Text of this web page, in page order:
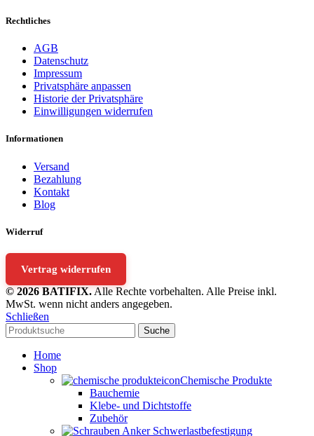
Rechtliches
AGB
Datenschutz
Impressum
Privatsphäre anpassen
Historie der Privatsphäre
Einwilligungen widerrufen
Informationen
Versand
Bezahlung
Kontakt
Blog
Widerruf
Vertrag widerrufen
© 2026 BATIFIX.Alle Rechte vorbehalten. Alle Preise inkl.
MwSt. wenn nicht anders angegeben.
Schließen
Suche
Home
Shop
Chemische Produkte
Bauchemie
Klebe- und Dichtstoffe
Zubehör